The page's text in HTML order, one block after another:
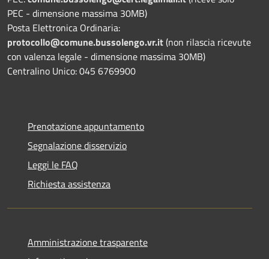
PEC - dimensione massima 30MB)
Posta Elettronica Ordinaria:
protocollo@comune.bussolengo.vr.it(non rilascia ricevute
con valenza legale - dimensione massima 30MB)
Centralino Unico: 045 6769900
Prenotazione appuntamento
Segnalazione disservizio
Leggi le FAQ
Richiesta assistenza
Amministrazione trasparente